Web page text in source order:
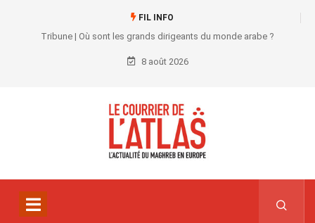
FIL INFO
Tribune | Où sont les grands dirigeants du monde arabe ?
8 août 2026